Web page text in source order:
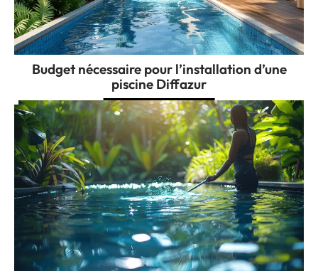
Budget nécessaire pour l’installation d’une
piscine Diffazur